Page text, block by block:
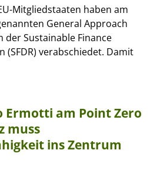
Mitgliedstaaten haben am
General Approach
der Sustainable Finance
(SFDR) verabschiedet. Damit
Ermotti am Point Zero
muss
ins Zentrum